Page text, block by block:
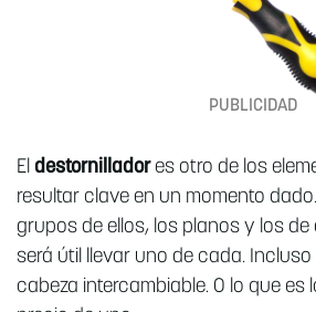
El destornilladores otro de los
resultar clave en un momento
grupos de ellos, los planos y los de
será útil llevar uno de cada.
cabeza intercambiable. O lo que es